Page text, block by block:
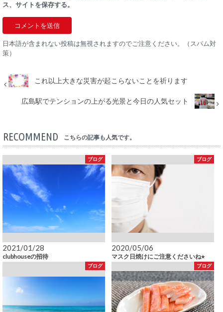
ス、サイトを保存する。
日本語が含まれない投稿は無視されますのでご注意ください。（スパム対
策）
これ以上大きな災害が起こらないことを祈ります
広島駅でテンションの上がる光景と今日の人気セット
RECOMMEND こちらの記事も人気です。
ブログ
2021/01/28
clubhouseの招待
ブログ
2020/05/06
マスク日焼けにご注意くださいね⭐︎
ブログ ブログ